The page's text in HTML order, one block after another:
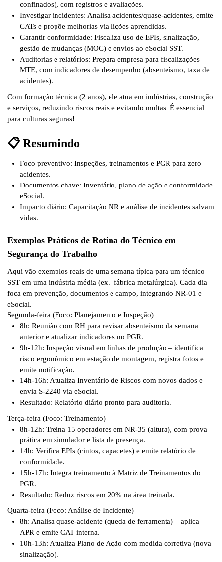
confinados), com registros e avaliações.
Investigar incidentes: Analisa acidentes/quase-acidentes, emite
CATs e propõe melhorias via lições aprendidas.
Garantir conformidade: Fiscaliza uso de EPIs, sinalização,
gestão de mudanças (MOC) e envios ao eSocial SST.
Auditorias e relatórios: Prepara empresa para fiscalizações
MTE, com indicadores de desempenho (absenteísmo, taxa de
acidentes).
Com formação técnica (2 anos), ele atua em indústrias, construção
e serviços, reduzindo riscos reais e evitando multas. É essencial
para culturas seguras!
📋 Resumindo
Foco preventivo: Inspeções, treinamentos e PGR para zero
acidentes.
Documentos chave: Inventário, plano de ação e conformidade
eSocial.
Impacto diário: Capacitação NR e análise de incidentes salvam
vidas.
Exemplos Práticos de Rotina do Técnico em
Segurança do Trabalho
Aqui vão exemplos reais de uma semana típica para um técnico
SST em uma indústria média (ex.: fábrica metalúrgica). Cada dia
foca em prevenção, documentos e campo, integrando NR-01 e
eSocial.
Segunda-feira (Foco: Planejamento e Inspeção)
8h: Reunião com RH para revisar absenteísmo da semana
anterior e atualizar indicadores no PGR.
9h-12h: Inspeção visual em linhas de produção – identifica
risco ergonômico em estação de montagem, registra fotos e
emite notificação.
14h-16h: Atualiza Inventário de Riscos com novos dados e
envia S-2240 via eSocial.
Resultado: Relatório diário pronto para auditoria.
Terça-feira (Foco: Treinamento)
8h-12h: Treina 15 operadores em NR-35 (altura), com prova
prática em simulador e lista de presença.
14h: Verifica EPIs (cintos, capacetes) e emite relatório de
conformidade.
15h-17h: Integra treinamento à Matriz de Treinamentos do
PGR.
Resultado: Reduz riscos em 20% na área treinada.
Quarta-feira (Foco: Análise de Incidente)
8h: Analisa quase-acidente (queda de ferramenta) – aplica
APR e emite CAT interna.
10h-13h: Atualiza Plano de Ação com medida corretiva (nova
sinalização).